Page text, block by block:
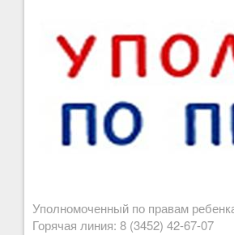
Уполномоченный по правам
Горячая линия: 8 (3452) 42-67-07